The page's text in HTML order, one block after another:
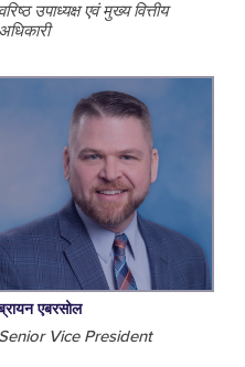
वरिष्ठ उपाध्यक्ष एवं मुख्य वित्तीय
अधिकारी
एबरसोल
Senior Vice President